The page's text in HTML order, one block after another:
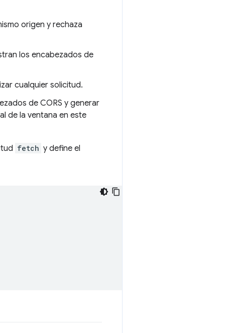
origen y rechaza
los encabezados de
cualquier solicitud.
de CORS y generar
de la ventana en este
fetch y define el